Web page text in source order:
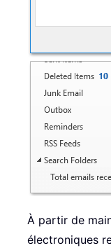
À partir de
électroniques